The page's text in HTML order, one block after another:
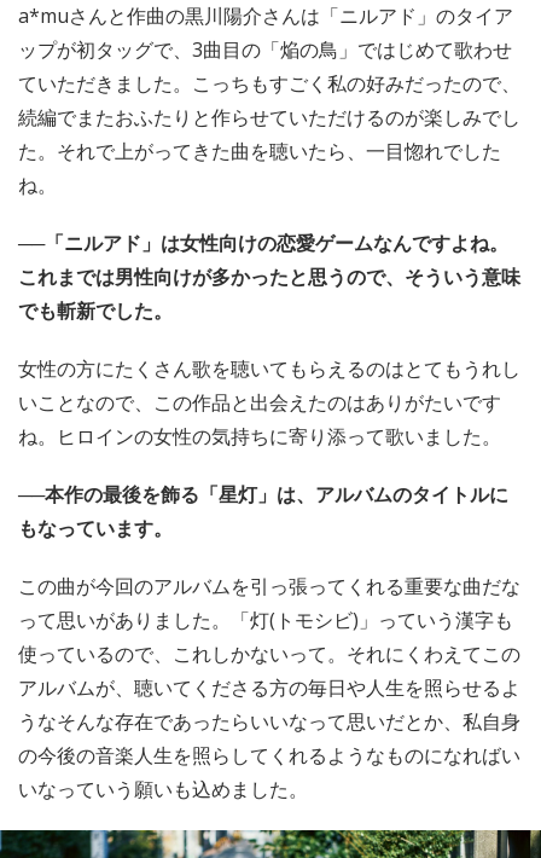
a*muさんと作曲の黒川陽介さんは「ニルアド」のタイア
ップが初タッグで、3曲目の「焔の鳥」ではじめて歌わせ
ていただきました。こっちもすごく私の好みだったので、
続編でまたおふたりと作らせていただけるのが楽しみでし
た。それで上がってきた曲を聴いたら、一目惚れでした
ね。
──「ニルアド」は女性向けの恋愛ゲームなんですよね。
これまでは男性向けが多かったと思うので、そういう意味
でも斬新でした。
女性の方にたくさん歌を聴いてもらえるのはとてもうれし
いことなので、この作品と出会えたのはありがたいです
ね。ヒロインの女性の気持ちに寄り添って歌いました。
──本作の最後を飾る「星灯」は、アルバムのタイトルに
もなっています。
この曲が今回のアルバムを引っ張ってくれる重要な曲だな
って思いがありました。「灯(トモシビ)」っていう漢字も
使っているので、これしかないって。それにくわえてこの
アルバムが、聴いてくださる方の毎日や人生を照らせるよ
うなそんな存在であったらいいなって思いだとか、私自身
の今後の音楽人生を照らしてくれるようなものになればい
いなっていう願いも込めました。